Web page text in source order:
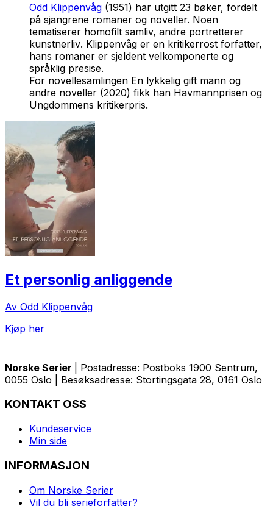
Odd Klippenvåg (1951) har utgitt 23 bøker, fordelt
på sjangrene romaner og noveller. Noen
tematiserer homofilt samliv, andre portretterer
kunstnerliv. Klippenvåg er en kritikerrost forfatter,
hans romaner er sjeldent velkomponerte og
språklig presise.
For novellesamlingen En lykkelig gift mann og
andre noveller (2020) fikk han Havmannprisen og
Ungdommens kritikerpris.
Et personlig anliggende
Av Odd Klippenvåg
Kjøp her
Norske Serier
| Postadresse: Postboks 1900 Sentrum,
0055 Oslo | Besøksadresse: Stortingsgata 28, 0161 Oslo
KONTAKT OSS
Kundeservice
Min side
INFORMASJON
Om Norske Serier
Vil du bli serieforfatter?